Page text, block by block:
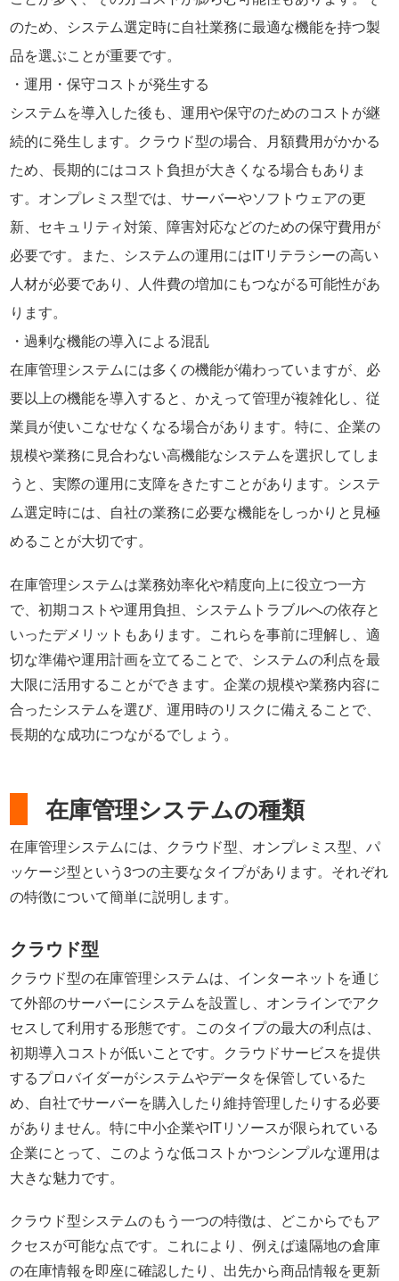
のため、システム選定時に自社業務に最適な機能を持つ製
品を選ぶことが重要です。
運用・保守コストが発生する
システムを導入した後も、運用や保守のためのコストが継
続的に発生します。クラウド型の場合、月額費用がかかる
ため、長期的にはコスト負担が大きくなる場合もありま
す。オンプレミス型では、サーバーやソフトウェアの更
新、セキュリティ対策、障害対応などのための保守費用が
必要です。また、システムの運用にはITリテラシーの高い
人材が必要であり、人件費の増加にもつながる可能性があ
ります。
過剰な機能の導入による混乱
在庫管理システムには多くの機能が備わっていますが、必
要以上の機能を導入すると、かえって管理が複雑化し、従
業員が使いこなせなくなる場合があります。特に、企業の
規模や業務に見合わない高機能なシステムを選択してしま
うと、実際の運用に支障をきたすことがあります。システ
ム選定時には、自社の業務に必要な機能をしっかりと見極
めることが大切です。
在庫管理システムは業務効率化や精度向上に役立つ一方
で、初期コストや運用負担、システムトラブルへの依存と
いったデメリットもあります。これらを事前に理解し、適
切な準備や運用計画を立てることで、システムの利点を最
大限に活用することができます。企業の規模や業務内容に
合ったシステムを選び、運用時のリスクに備えることで、
長期的な成功につながるでしょう。
在庫管理システムの種類
在庫管理システムには、クラウド型、オンプレミス型、パ
ッケージ型という3つの主要なタイプがあります。それぞれ
の特徴について簡単に説明します。
クラウド型
クラウド型の在庫管理システムは、インターネットを通じ
て外部のサーバーにシステムを設置し、オンラインでアク
セスして利用する形態です。このタイプの最大の利点は、
初期導入コストが低いことです。クラウドサービスを提供
するプロバイダーがシステムやデータを保管しているた
め、自社でサーバーを購入したり維持管理したりする必要
がありません。特に中小企業やITリソースが限られている
企業にとって、このような低コストかつシンプルな運用は
大きな魅力です。
クラウド型システムのもう一つの特徴は、どこからでもア
クセスが可能な点です。これにより、例えば遠隔地の倉庫
の在庫情報を即座に確認したり、出先から商品情報を更新